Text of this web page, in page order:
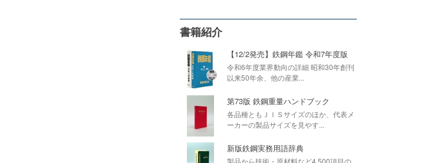
書籍紹介
【12/2発売】鉄鋼年鑑 令和7年度版
令和6年度業界動向の詳細 昭和30年創刊
以来50年余、他の産業...
第73版 鉄鋼重量ハンドブック
各品種ともＪＩＳサイズのほか、代表メ
ーカーの製品サイズを見やす...
新版鉄鋼実務用語辞典
製品から技術・原材料など4,500項目の